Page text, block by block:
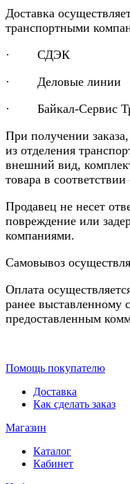
Доставка
транспортными
· СДЭК
· Деловые линии
· Байкал-Сервис
При получении
из отделения
внешний вид,
товара в
Продавец не несет
повреждение или
компаниями.
Самовывоз
Оплата
ранее выставленному
предоставленным
Помощь покупателю
Доставка
Как сделать заказ
Магазин
Каталог
Кабинет